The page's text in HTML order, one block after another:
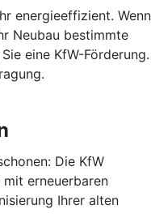
energieeffizient. Wenn
Neubau bestimmte
eine KfW-Förderung.
Die KfW
erneuerbaren
Ihrer alten